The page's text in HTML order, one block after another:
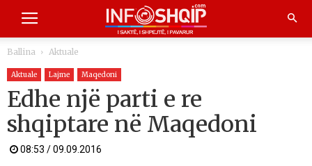
Ballina Aktuale
Aktuale Lajme Maqedoni
Edhe një parti e re
shqiptare në Maqedoni
08:53 / 09.09.2016